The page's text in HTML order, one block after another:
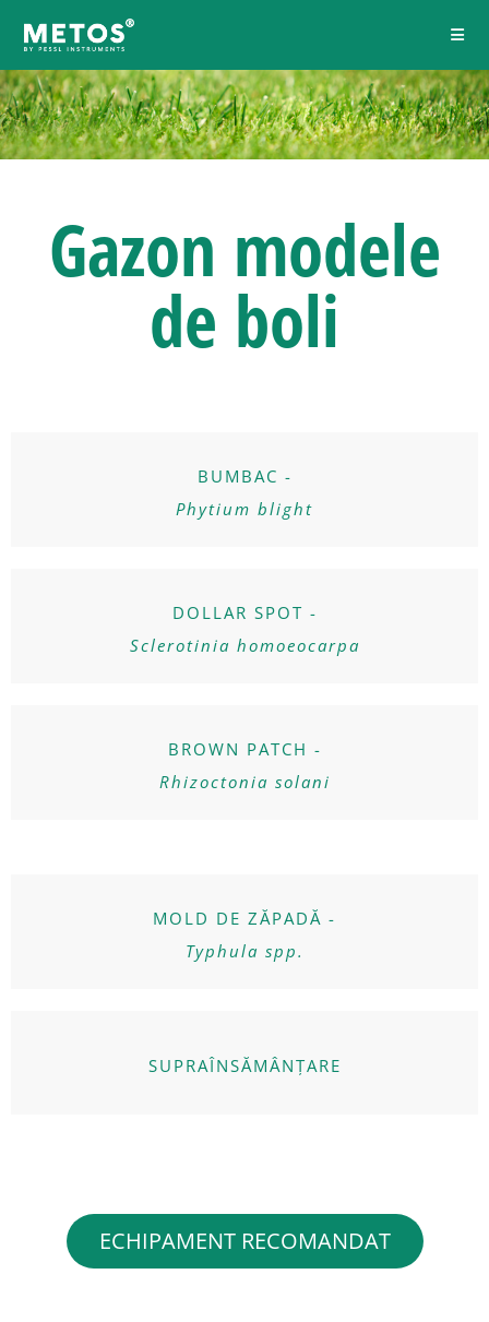
Gazon modele
de boli
BUMBAC -
Phytium blight
DOLLAR SPOT -
Sclerotinia homoeocarpa
BROWN PATCH -
Rhizoctonia solani
MOLD DE ZĂPADĂ -
Typhula spp.
SUPRAÎNSĂMÂNȚARE
ECHIPAMENT RECOMANDAT